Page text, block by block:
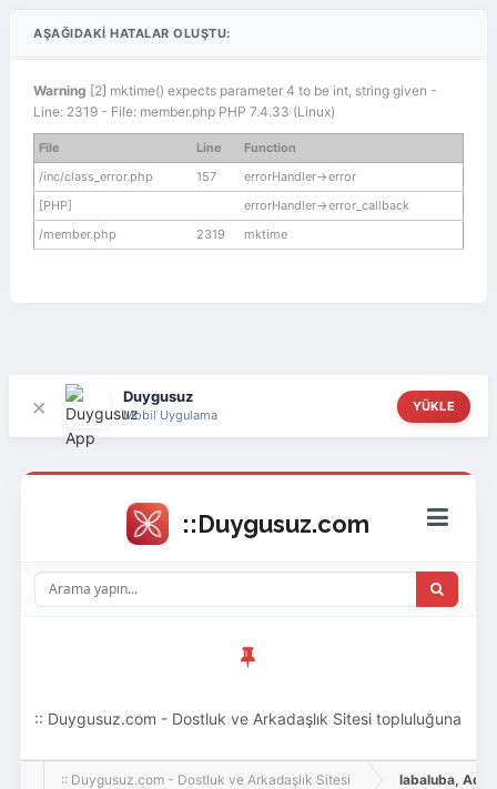
AŞAĞIDAKI HATALAR OLUŞTU:
Warning [2] mktime() expects parameter 4 to be int, string given -
Line: 2319 - File: member.php PHP 7.4.33 (Linux)
File Line
Function
/inc/class_error.php
157
errorHandler->error
[PHP]
errorHandler->error_callback
/member.php
2319 mktime
× Duygusuz
Mobil Uygulama
YÜKLE
:: Duygusuz.com - Dostluk ve Arkadaşlık Sitesi topluluğuna
hoş geldin ziyaretçi! Aramıza katılmak istersen kayıt
:: Duygusuz.com - Dostluk ve Arkadaşlık Sitesi labaluba, Adlı